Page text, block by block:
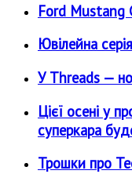
Ford Mustang
Ювілейна
У Threads —
Цієї осені у
суперкара
Трошки про